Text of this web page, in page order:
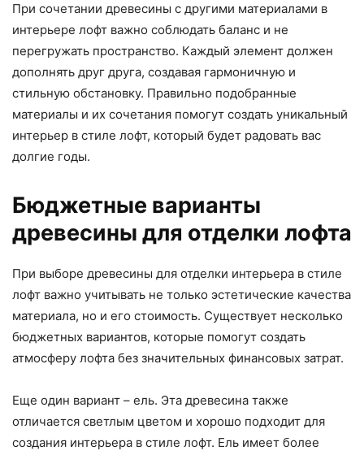
При сочетании древесины с другими материалами в
интерьере лофт важно соблюдать баланс и не
перегружать пространство. Каждый элемент должен
дополнять друг друга, создавая гармоничную и
стильную обстановку. Правильно подобранные
материалы и их сочетания помогут создать уникальный
интерьер в стиле лофт, который будет радовать вас
долгие годы.
Бюджетные варианты
древесины для отделки лофта
При выборе древесины для отделки интерьера в стиле
лофт важно учитывать не только эстетические качества
материала, но и его стоимость. Существует несколько
бюджетных вариантов, которые помогут создать
атмосферу лофта без значительных финансовых затрат.
Еще один вариант – ель. Эта древесина также
отличается светлым цветом и хорошо подходит для
создания интерьера в стиле лофт. Ель имеет более